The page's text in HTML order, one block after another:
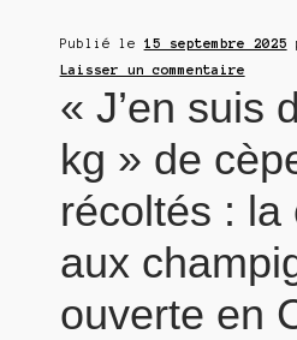
Publié le 15 septembre 2025
Laisser un commentaire
« J’en suis
kg » de
récoltés : la
aux
ouverte en